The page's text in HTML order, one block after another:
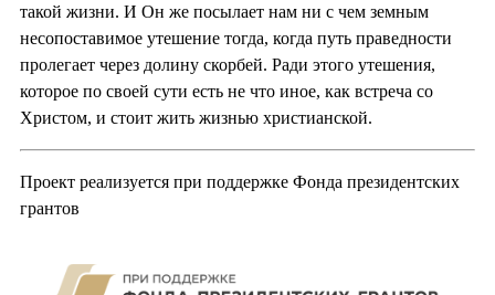
такой жизни. И Он же посылает нам ни с чем земным
несопоставимое утешение тогда, когда путь праведности
пролегает через долину скорбей. Ради этого утешения,
которое по своей сути есть не что иное, как встреча со
Христом, и стоит жить жизнью христианской.
Проект реализуется при поддержке Фонда президентских
грантов